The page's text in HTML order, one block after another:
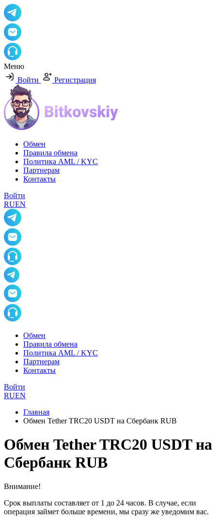
Меню
Войти
Регистрация
Обмен
Правила обмена
Политика AML / KYC
Партнерам
Контакты
Войти
RUEN
Обмен
Правила обмена
Политика AML / KYC
Партнерам
Контакты
Войти
RUEN
Главная
Обмен Tether TRC20 USDT на Сбербанк RUB
Обмен Tether TRC20 USDT на
Сбербанк RUB
Внимание!
Срок выплаты составляет от 1 до 24 часов. В случае, если
операция займет больше времени, мы сразу же уведомим вас.